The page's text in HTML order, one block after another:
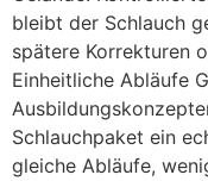
bleibt der Schlauch
spätere Korrekturen
Einheitliche Abläufe
Schlauchpaket ein
gleiche Abläufe,